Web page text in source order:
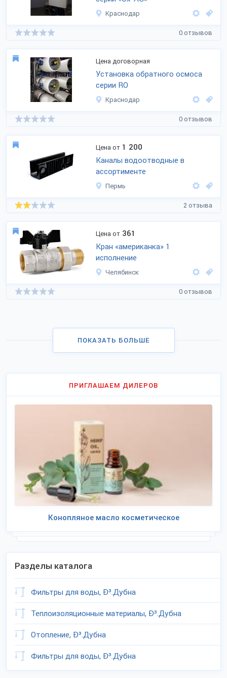
Краснодар
0 отзывов
Цена договорная
Установка обратного осмоса
серии RO
Краснодар
0 отзывов
Цена от 1 200
Каналы водоотводные в
ассортименте
Пермь
2 отзыва
Цена от 361
Кран «американка» 1
исполнение
Челябинск
0 отзывов
ПОКАЗАТЬ БОЛЬШЕ
ПРИГЛАШАЕМ ДИЛЕРОВ
Конопляное масло косметическое
Разделы каталога
Фильтры для воды, Ð³.Дубна
Теплоизоляционные материалы, Ð³.Дубна
Отопление, Ð³.Дубна
Фильтры для воды, Ð³.Дубна